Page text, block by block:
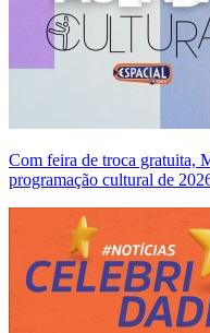
Com feira de troca gratuita,
programação cultural de